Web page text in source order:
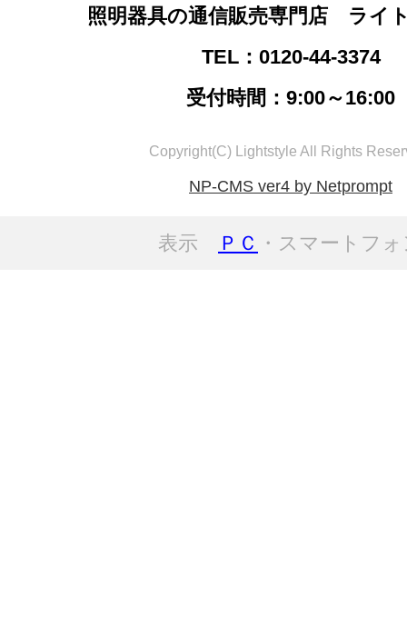
照明器具の通信販売専門店 ライ
TEL：0120-44-3374
受付時間：9:00～16:00
Copyright(C) Lightstyle All Rights
NP-CMS ver4 by Netprompt
表示 ＰＣ ・スマートフ